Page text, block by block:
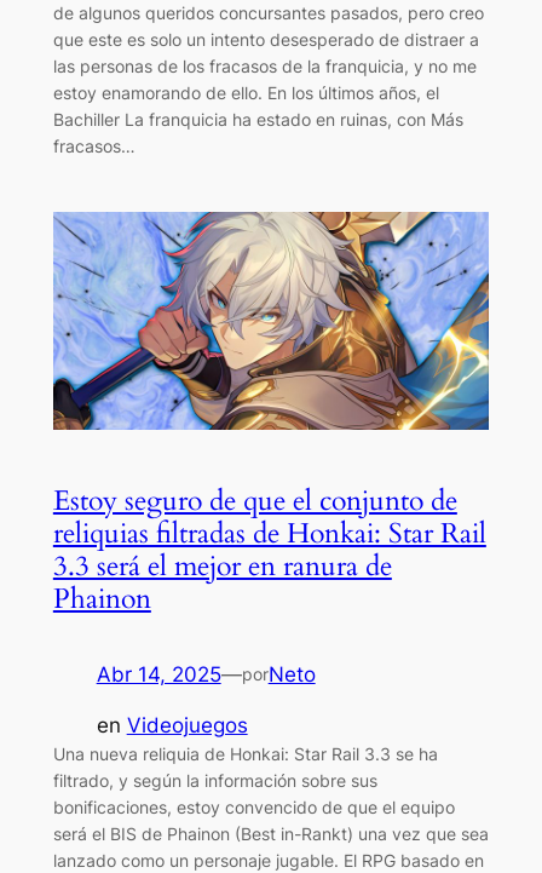
de algunos queridos concursantes pasados, pero creo
que este es solo un intento desesperado de distraer a
las personas de los fracasos de la franquicia, y no me
estoy enamorando de ello. En los últimos años, el
Bachiller La franquicia ha estado en ruinas, con Más
fracasos…
Estoy seguro de que el conjunto de
reliquias filtradas de Honkai: Star Rail
3.3 será el mejor en ranura de
Phainon
Abr 14, 2025—porNeto
en Videojuegos
Una nueva reliquia de Honkai: Star Rail 3.3 se ha
filtrado, y según la información sobre sus
bonificaciones, estoy convencido de que el equipo
será el BIS de Phainon (Best in-Rankt) una vez que sea
lanzado como un personaje jugable. El RPG basado en